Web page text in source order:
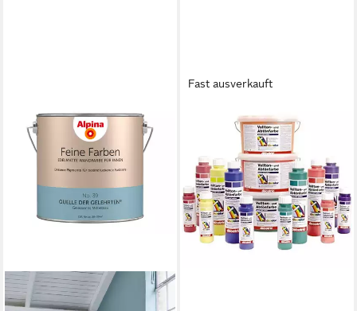
Fast ausverkauft
Vollton- und Abtönfarbe
FIXcolor Abtönfarbe, Petrol
250 ml
12,19 €
(48,76 €/ 1 l)
lieferbar - in 2-3 Werktagen bei dir